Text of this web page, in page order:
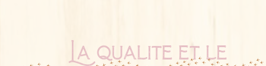
La qualité et le